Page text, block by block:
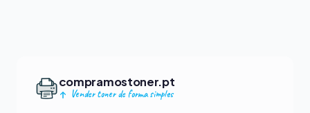
compramostoner.pt
Vender toner de forma simples